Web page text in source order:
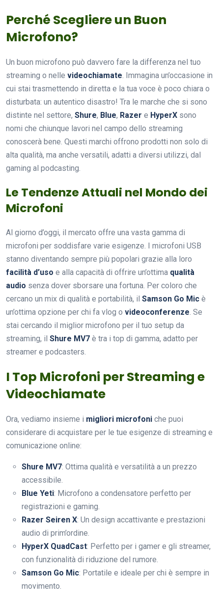
Perché Scegliere un Buon
Microfono?
Un buon microfono può davvero fare la differenza nel tuo
streaming o nelle videochiamate. Immagina un’occasione in
cui stai trasmettendo in diretta e la tua voce è poco chiara o
disturbata: un autentico disastro! Tra le marche che si sono
distinte nel settore, Shure, Blue, Razer e HyperX sono
nomi che chiunque lavori nel campo dello streaming
conoscerà bene. Questi marchi offrono prodotti non solo di
alta qualità, ma anche versatili, adatti a diversi utilizzi, dal
gaming al podcasting.
Le Tendenze Attuali nel Mondo dei
Microfoni
Al giorno d’oggi, il mercato offre una vasta gamma di
microfoni per soddisfare varie esigenze. I microfoni USB
stanno diventando sempre più popolari grazie alla loro
facilità d’uso e alla capacità di offrire un’ottima qualità
audio senza dover sborsare una fortuna. Per coloro che
cercano un mix di qualità e portabilità, il Samson Go Mic è
un’ottima opzione per chi fa vlog o videoconferenze. Se
stai cercando il miglior microfono per il tuo setup da
streaming, il Shure MV7 è tra i top di gamma, adatto per
streamer e podcasters.
I Top Microfoni per Streaming e
Videochiamate
Ora, vediamo insieme i migliori microfoni che puoi
considerare di acquistare per le tue esigenze di streaming e
comunicazione online:
Shure MV7: Ottima qualità e versatilità a un prezzo
accessibile.
Blue Yeti: Microfono a condensatore perfetto per
registrazioni e gaming.
Razer Seiren X: Un design accattivante e prestazioni
audio di prim’ordine.
HyperX QuadCast: Perfetto per i gamer e gli streamer,
con funzionalità di riduzione del rumore.
Samson Go Mic: Portatile e ideale per chi è sempre in
movimento.